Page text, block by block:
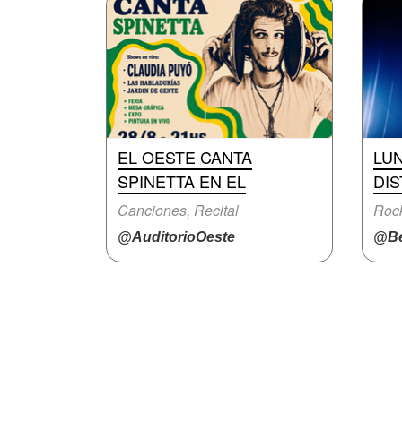
EL OESTE CANTA
SPINETTA EN EL
Canciones, Recital
@AuditorioOeste